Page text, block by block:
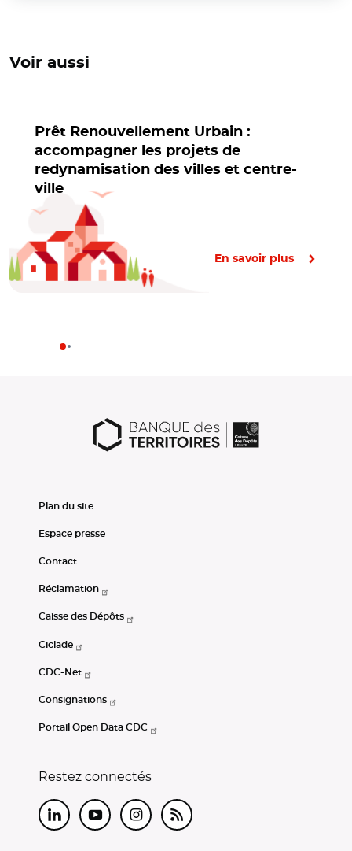
Voir aussi
Prêt Renouvellement Urbain :
accompagner les projets de
redynamisation des villes et centre-
ville
En savoir plus
Plan du site
Espace presse
Contact
Réclamation
Caisse des Dépôts
Ciclade
CDC-Net
Consignations
Portail Open Data CDC
Restez connectés
LinkedInYoutubeInstagram
RSS